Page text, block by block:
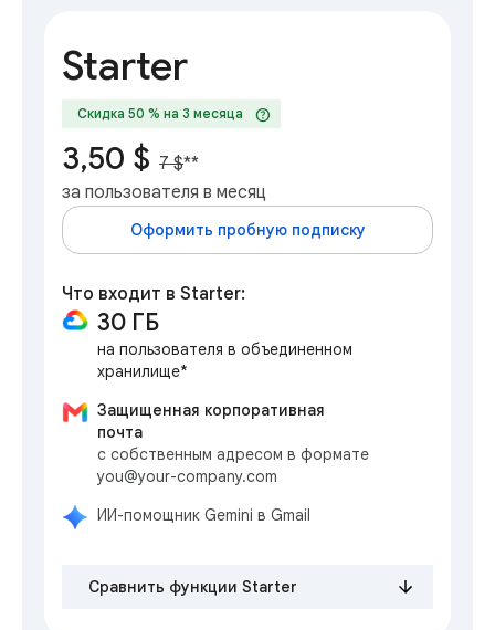
Starter
Скидка 50 % на 3 месяца help
3,50 $ 7 $**
за пользователя в месяц
Оформить пробную подписку
Что входит в Starter:
30 ГБ
на пользователя в объединенном
хранилище*
Защищенная корпоративная
почта
с собственным адресом в формате
you@your-company.com
ИИ-помощник Gemini в Gmail
Сравнить функции Starter